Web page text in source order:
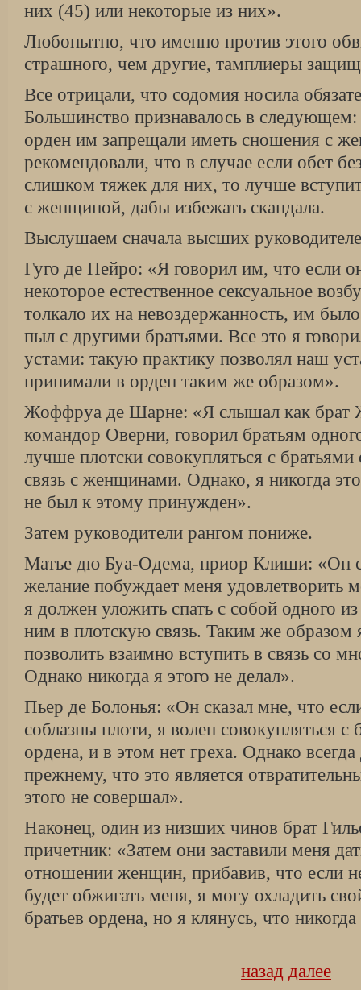
них (45) или некоторые из них».
Любопытно, что именно против этого
страшного, чем другие, тамплиеры
Все отрицали, что содомия носила
Большинство признавалось в
орден им запрещали иметь сношения с
рекомендовали, что в случае если обет
слишком тяжек для них, то лучше
с женщиной, дабы избежать скандала.
Выслушаем сначала высших
Гуго де Пейро: «Я говорил им, что если
некоторое естественное сексуальное
толкало их на невоздержанность, им
пыл с другими братьями. Все это я
устами: такую практику позволял наш
принимали в орден таким же образом».
Жоффруа де Шарне: «Я слышал как брат
командор Оверни, говорил братьям
лучше плотски совокупляться с братьями
связь с женщинами. Однако, я никогда
не был к этому принужден».
Затем руководители рангом пониже.
Матье дю Буа-Одема, приор Клиши: «Он
желание побуждает меня удовлетворить
я должен уложить спать с собой одного из
ним в плотскую связь. Таким же образом
позволить взаимно вступить в связь со
Однако никогда я этого не делал».
Пьер де Болонья: «Он сказал мне, что
соблазны плоти, я волен совокупляться с
ордена, и в этом нет греха. Однако
прежнему, что это является
этого не совершал».
Наконец, один из низших чинов брат
причетник: «Затем они заставили меня
отношении женщин, прибавив, что если
будет обжигать меня, я могу охладить
братьев ордена, но я клянусь, что
назад далее